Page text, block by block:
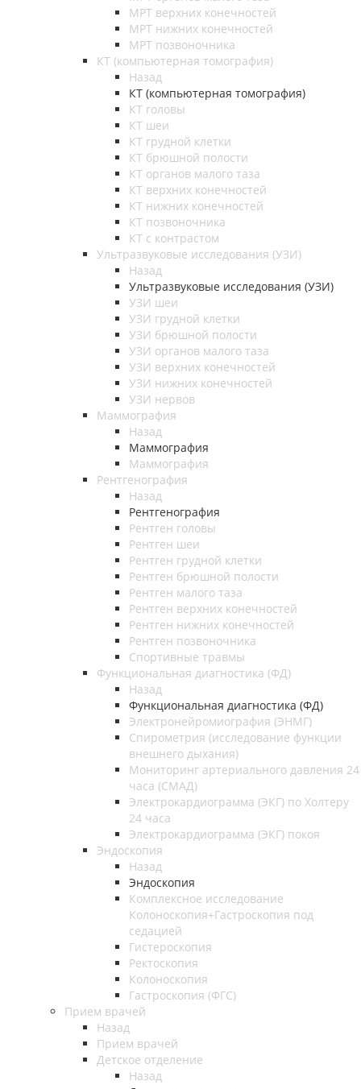
МРТ верхних конечностей
МРТ нижних конечностей
МРТ позвоночника
КТ (компьютерная томография)
Назад
КТ (компьютерная томография)
КТ головы
КТ шеи
КТ грудной клетки
КТ брюшной полости
КТ органов малого таза
КТ верхних конечностей
КТ нижних конечностей
КТ позвоночника
КТ с контрастом
Ультразвуковые исследования (УЗИ)
Назад
Ультразвуковые исследования (УЗИ)
УЗИ шеи
УЗИ грудной клетки
УЗИ брюшной полости
УЗИ органов малого таза
УЗИ верхних конечностей
УЗИ нижних конечностей
УЗИ нервов
Маммография
Назад
Маммография
Маммография
Рентгенография
Назад
Рентгенография
Рентген головы
Рентген шеи
Рентген грудной клетки
Рентген брюшной полости
Рентген малого таза
Рентген верхних конечностей
Рентген нижних конечностей
Рентген позвоночника
Спортивные травмы
Функциональная диагностика (ФД)
Назад
Функциональная диагностика (ФД)
Электронейромиография (ЭНМГ)
Спирометрия (исследование функции
внешнего дыхания)
Мониторинг артериального давления 24
часа (СМАД)
Электрокардиограмма (ЭКГ) по Холтеру
24 часа
Электрокардиограмма (ЭКГ) покоя
Эндоскопия
Назад
Эндоскопия
Комплексное исследование
Колоноскопия+Гастроскопия под
седацией
Гистероскопия
Ректоскопия
Колоноскопия
Гастроскопия (ФГС)
Прием врачей
Назад
Прием врачей
Детское отделение
Назад